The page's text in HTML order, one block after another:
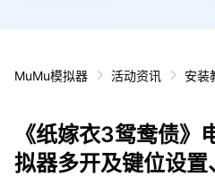
MuMu模拟器 活动资讯 安装
《纸嫁衣3鸳鸯债》
拟器多开及键位设